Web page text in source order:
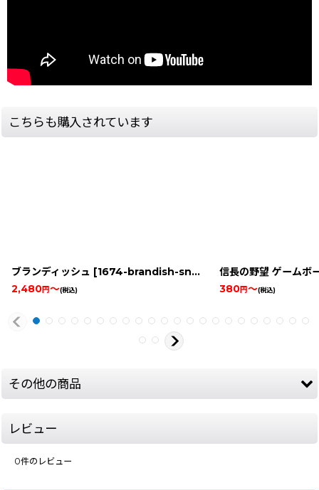
こちらも購入されています
ブランディッシュ [1674-brandish-snes
2,480円～(税込)
信長の野望 ゲームボ
380円～(税込)
その他の商品
レビュー
0件のレビュー